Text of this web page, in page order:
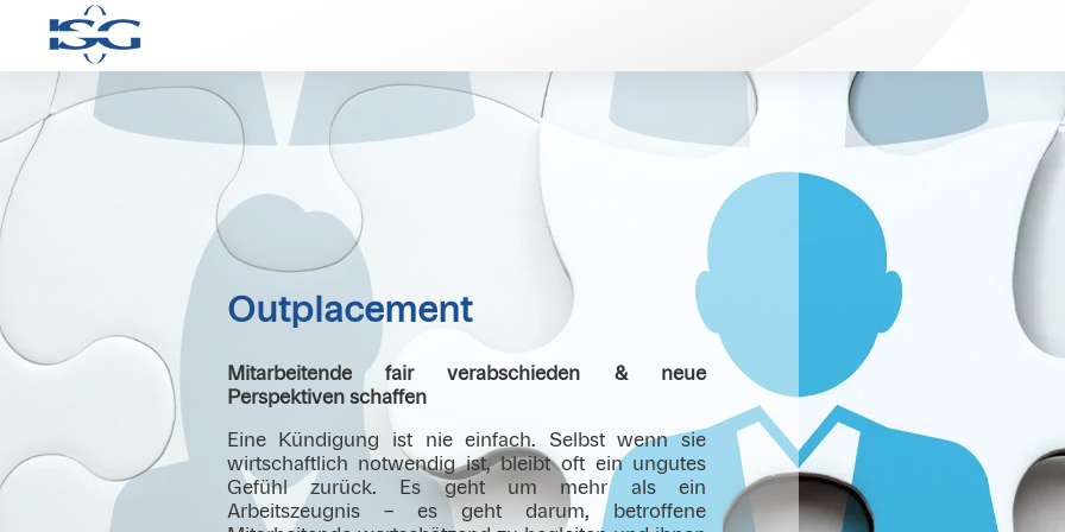
Outplacement
Mitarbeitende fair verabschieden & neue
Perspektiven schaffen
Eine Kündigung ist nie einfach. Selbst wenn sie
wirtschaftlich notwendig ist, bleibt oft ein ungutes
Gefühl zurück. Es geht um mehr als ein
Arbeitszeugnis – es geht darum, betroffene